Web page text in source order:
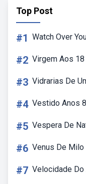
Top Post
#1 Watch Over
#2 Virgem Aos 18
#3 Vidrarias De
#4 Vestido Anos
#5 Vespera De
#6 Venus De Milo
#7 Velocidade Do